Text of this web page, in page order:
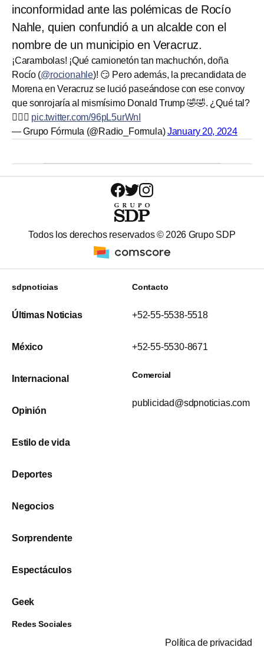
inconformidad ante las polémicas de Rocío
Nahle, quien confundió a un alcalde con el
nombre de un municipio en Veracruz.
¡Carambolas! ¡Qué camionetón tan machuchón, doña
Rocío (@rocionahle)! 😏 Pero además, la precandidata de
Morena en Veracruz se lució paseándose con ese convoy
que sonrojaría al mismísimo Donald Trump 🤣🤣. ¿Qué tal?
🤷🏻‍♂️ pic.twitter.com/96pL5urWnI
— Grupo Fórmula (@Radio_Formula)January 20, 2024
Todos los derechos reservados © 2026 Grupo SDP
sdpnoticias
Últimas Noticias
México
Internacional
Opinión
Estilo de vida
Deportes
Negocios
Sorprendente
Espectáculos
Geek
Contacto
+52-55-5538-5518
+52-55-5530-8671
Comercial
publicidad@sdpnoticias.com
Redes Sociales
Política de privacidad